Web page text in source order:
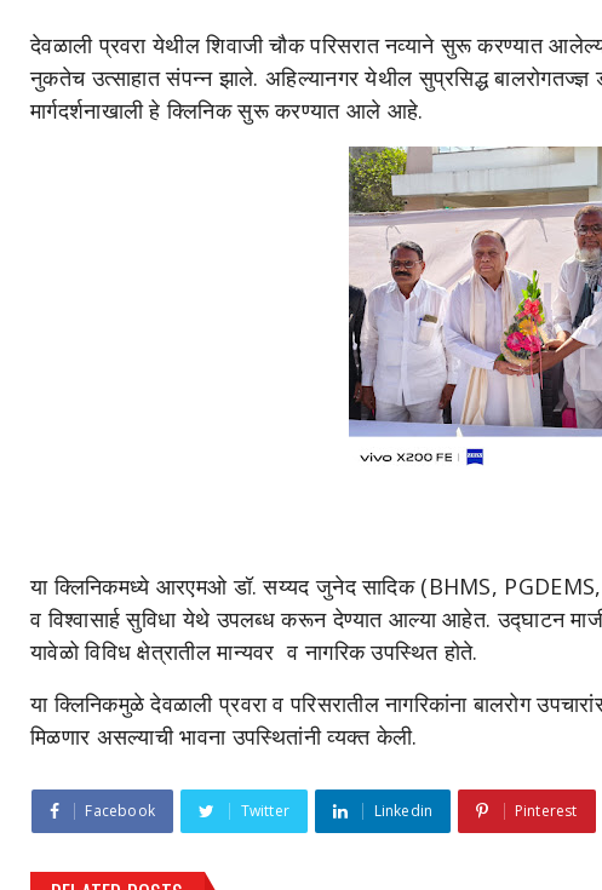
देवळाली प्रवरा येथील शिवाजी चौक परिसरात नव्याने सुरू करण्यात
नुकतेच उत्साहात संपन्न झाले. अहिल्यानगर येथील सुप्रसिद्ध
मार्गदर्शनाखाली हे क्लिनिक सुरू करण्यात आले आहे.
या क्लिनिकमध्ये आरएमओ डॉ. सय्यद जुनेद सादिक (BHMS, PGDEMS,
व विश्वासार्ह सुविधा येथे उपलब्ध करून देण्यात आल्या आहेत. उद्घाटन
यावेळो विविध क्षेत्रातील मान्यवर व नागरिक उपस्थित होते.
या क्लिनिकमुळे देवळाली प्रवरा व परिसरातील नागरिकांना बालरोग
मिळणार असल्याची भावना उपस्थितांनी व्यक्त केली.
Facebook Twitter Linkedin Pinterest